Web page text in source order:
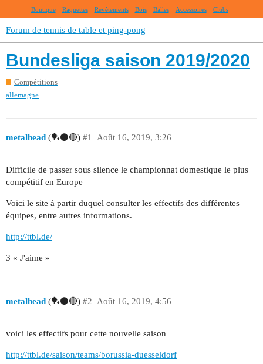
Boutique Raquettes Revêtements Bois Balles Accessoires Clubs
Forum de tennis de table et ping-pong
Bundesliga saison 2019/2020
Compétitions
allemagne
metalhead (🏓⚫🔴) Août 16, 2019, 3:26
#1
Difficile de passer sous silence le championnat domestique le plus
compétitif en Europe
Voici le site à partir duquel consulter les effectifs des différentes
équipes, entre autres informations.
http://ttbl.de/
3 « J'aime »
metalhead (🏓⚫🔴) Août 16, 2019, 4:56
#2
voici les effectifs pour cette nouvelle saison
http://ttbl.de/saison/teams/borussia-duesseldorf